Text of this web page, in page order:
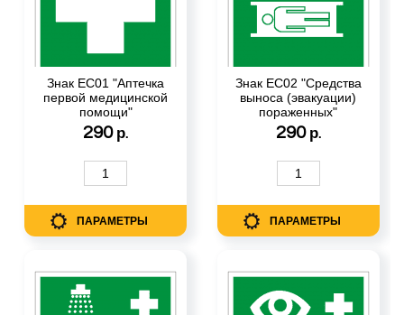
Знак ЕС01 "Аптечка
первой медицинской
помощи"
290 р.
ПАРАМЕТРЫ
Знак ЕС02 "Средства
выноса (эвакуации)
пораженных"
290 р.
ПАРАМЕТРЫ